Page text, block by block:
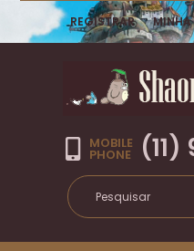
REGISTRAR
MOBILE
PHONE